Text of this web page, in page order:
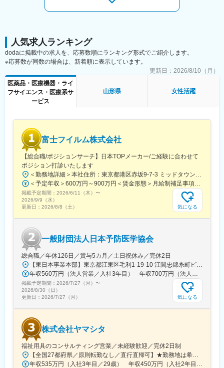
チームで複数の治験を実施していきますので、幅広い疾患領域を
担当することができます。
今後海外とも連携しながら更なる治験獲得を目指しておりますの
で、将来性・安定感についても安心です。
＜安心の働きやすさ＞
フレックスタイム制も取り入れ、柔軟に働き方をアレンジ可能。
残業時間も月10時間程度、産休育休の取得実績も多数あり、育児
手当もございます。
＜充実のフォロー、研修体制＞
手厚いフォロー体制があります。
CRC社内認定制度を採用し、継続研修を充実させることで常に新
しい知識を身につけ、スキルアップできる環境を用意していま
す。
＜キャリアステップ＞
CRCとして幅広い経験を積むことや、スペシャリストとして特定
の疾患領域の専門的な経験を積んでいくことも可能です。
また、グループの垣根を超えCRCからSMAやCRAへのキャリアチ
ェンジ、事業の枠をこえ新たなキャリアにチャレンジされている
変更の範囲：会社の定める業務
人気求人ランキング
dodaに掲載中の求人を、応募数順にランキング形式でご紹介します。
※応募数が同数の場合は、新着順に表示しています。
更新日： 2026/8/10（月）
医薬品・医療機器・ライ
フサイエンス・医療系サ
ービス
山形県 女性活躍
富士フイルム株式会社
【総合職/ポジションサーチ】日本TOPメーカー/ご経験に合わせて
ポジション打診いたします
＜勤務地詳細＞本社住所：東京都港区赤坂9-7-3 ミッドタウン・ウェスト勤務地最寄駅：東京メトロ日比谷線／都営大江戸線／六本木駅受動喫煙対策：敷地内全面禁煙
＜予定年収＞600万円～900万円＜賃金形態＞月給制補足事項なし＜賃金内訳＞月額（基本給）：300,000円～500,000円＜月給＞300,000円～500,000円＜昇給有無＞有＜残業手当＞有賃金はあくまでも目安の金額であり、選考を通じて上下する可能性があります。月給(月額)は固定手当を含めた表記です。
掲載予定期間： 2026/6/11（木） 〜
2026/9/9（水）
更新日： 2026/8/8（土） 気になる
一般財団法人日本予防医学協会
総合職／年休126日／賞与5カ月／土日祝休み／完休2日
【東日本事業本部】東京都江東区毛利1-19-10 江間忠錦糸町ビル※訪問先からの直行直帰が可能です！＜アクセス＞・JR総武線（快速・各駅停車）／東京メトロ半蔵門線 錦糸町駅より徒歩5分・東京メトロ半蔵門線／都営新宿線 住吉駅より徒歩5分※受動喫煙対策:屋内全面禁煙
年収560万円（法人営業／入社3年目） 年収700万円（法人営業・チームリーダー／入社5年目）
掲載予定期間： 2026/7/27（月） 〜
2026/8/30（日）
更新日： 2026/7/27（月） 気になる
株式会社ヤマシタ
福祉用具のコンサルティング営業／未経験歓迎／完休2日制
【全国27都府県／原則転勤なし／直行直帰可】★勤務地は希望を考慮★拠点により車通勤OK※充足状況により、ご希望の勤務地での募集が終了している場合があります。※転居を伴う転勤の有無は、半年ごとに希望を伺い、選択いただけます。■東北■・宮城県（仙台市）■関東■・東京都（東京23区など）・神奈川県（横浜市など）・埼玉県（さいたま市など）・千葉県（千葉市など）・茨城県（水戸市）・栃木県（宇都宮市／足利市）・群馬県（前橋市）■東海■・愛知県（名古屋市／豊田市／豊橋市／小牧市）・静岡県（静岡市／浜松市／沼津市／焼津市／富士市）・岐阜県（岐阜市）・三重県（四日市市）■信越・北陸■・長野県（長野市）・山梨県（甲府市）・石川県（金沢市）・富山県（富山市）・福井県（福井市）■関西■・大阪府・兵庫県（神戸市／尼崎市／姫路市）・京都府（京都市）・奈良県（奈良市／天理市）・滋賀県（大津市／彦根市）・和歌山県（和歌山市／田辺市）■中国■・広島県（広島市）・岡山県（岡山市）■四国■・香川県（高松市）■九州■・福岡県（福岡市）
年収535万円（入社3年目／29歳） 年収450万円（入社2年目／26歳）